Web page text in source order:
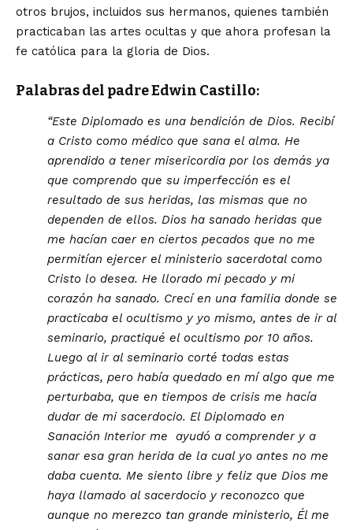
otros brujos, incluidos sus hermanos, quienes también
practicaban las artes ocultas y que ahora profesan la
fe católica para la gloria de Dios.
Palabras del padre Edwin Castillo:
“Este Diplomado es una bendición de Dios. Recibí
a Cristo como médico que sana el alma. He
aprendido a tener misericordia por los demás ya
que comprendo que su imperfección es el
resultado de sus heridas, las mismas que no
dependen de ellos. Dios ha sanado heridas que
me hacían caer en ciertos pecados que no me
permitían ejercer el ministerio sacerdotal como
Cristo lo desea. He llorado mi pecado y mi
corazón ha sanado. Crecí en una familia donde se
practicaba el ocultismo y yo mismo, antes de ir al
seminario, practiqué el ocultismo por 10 años.
Luego al ir al seminario corté todas estas
prácticas, pero había quedado en mí algo que me
perturbaba, que en tiempos de crisis me hacía
dudar de mi sacerdocio. El Diplomado en
Sanación Interior me ayudó a comprender y a
sanar esa gran herida de la cual yo antes no me
daba cuenta. Me siento libre y feliz que Dios me
haya llamado al sacerdocio y reconozco que
aunque no merezco tan grande ministerio, Él me